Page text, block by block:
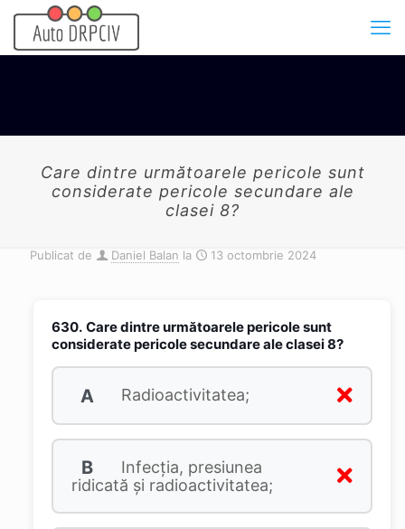
Care dintre următoarele pericole sunt
considerate pericole secundare ale
clasei 8?
Publicat de Daniel Balan la 13 octombrie 2024
630. Care dintre următoarele pericole sunt
considerate pericole secundare ale clasei 8?
A Radioactivitatea;
B
Infecţia, presiunea
ridicată şi radioactivitatea;